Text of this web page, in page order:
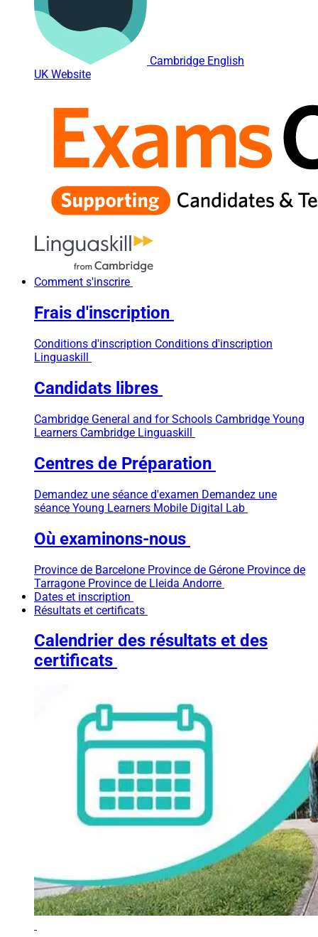
Cambridge English
UK Website
Comment s'inscrire
Frais d'inscription
Conditions d'inscription Conditions d'inscription
Linguaskill
Candidats libres
Cambridge General and for Schools Cambridge Young
Learners Cambridge Linguaskill
Centres de Préparation
Demandez une séance d'examen Demandez une
séance Young Learners Mobile Digital Lab
Où examinons-nous
Province de Barcelone Province de Gérone Province de
Tarragone Province de Lleida Andorre
Dates et inscription
Résultats et certificats
Calendrier des résultats et des
certificats